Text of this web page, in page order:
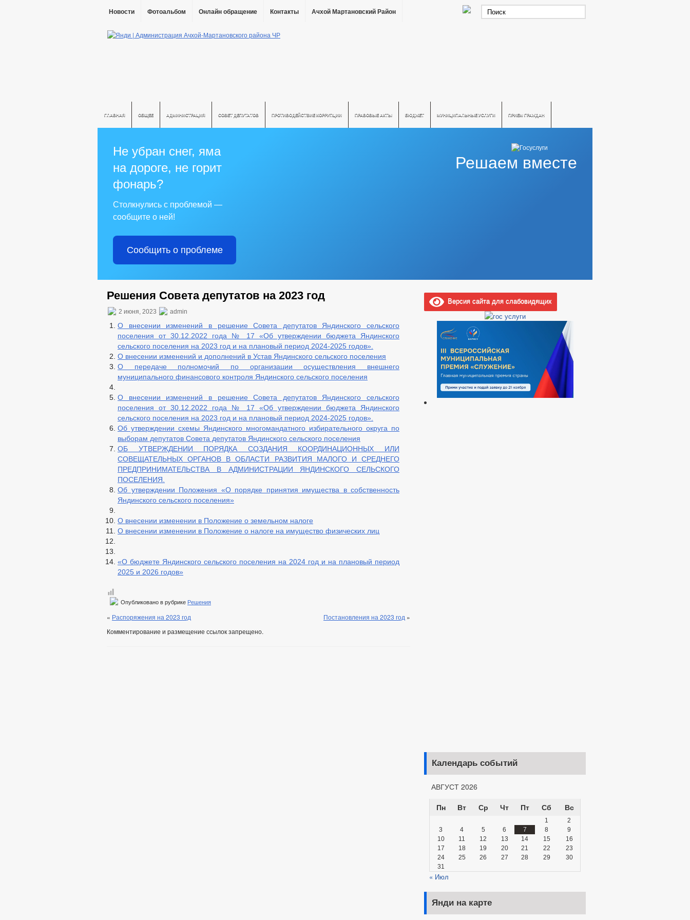
Новости Фотоальбом Онлайн обращение Контакты Ачхой Мартановский Район
ГЛАВНАЯ ОБЩЕЕ АДМИНИСТРАЦИЯ СОВЕТ ДЕПУТАТОВ ПРОТИВОДЕЙСТВИЕ КОРРУПЦИИ ПРАВОВЫЕ АКТЫ БЮДЖЕТ МУНИЦИПАЛЬНЫЕ УСЛУГИ ПРИЕМ ГРАЖДАН
Решаем вместе
Не убран снег, яма
на дороге, не горит
фонарь?
Столкнулись с проблемой —
сообщите о ней!
Сообщить о проблеме
Решения Совета депутатов на 2023 год
2 июня, 2023 admin
О внесении изменений в решение Совета депутатов Яндинского сельского
поселения от 30.12.2022 года № 17 «Об утверждении бюджета Яндинского
сельского поселения на 2023 год и на плановый период 2024-2025 годов».
О внесении изменений и дополнений в Устав Яндинского сельского поселения
О передаче полномочий по организации осуществления внешнего
муниципального финансового контроля Яндинского сельского поселения
О внесении изменений в решение Совета депутатов Яндинского сельского
поселения от 30.12.2022 года № 17 «Об утверждении бюджета Яндинского
сельского поселения на 2023 год и на плановый период 2024-2025 годов».
Об утверждении схемы Яндинского многомандатного избирательного округа по
выборам депутатов Совета депутатов Яндинского сельского поселения
ОБ УТВЕРЖДЕНИИ ПОРЯДКА СОЗДАНИЯ КООРДИНАЦИОННЫХ ИЛИ
СОВЕЩАТЕЛЬНЫХ ОРГАНОВ В ОБЛАСТИ РАЗВИТИЯ МАЛОГО И СРЕДНЕГО
ПРЕДПРИНИМАТЕЛЬСТВА В АДМИНИСТРАЦИИ ЯНДИНСКОГО СЕЛЬСКОГО
ПОСЕЛЕНИЯ.
Об утверждении Положения «О порядке принятия имущества в собственность
Яндинского сельского поселения»
О внесении изменении в Положение о земельном налоге
О внесении изменении в Положение о налоге на имущество физических лиц
«О бюджете Яндинского сельского поселения на 2024 год и на плановый период
2025 и 2026 годов»
Опубликовано в рубрике Решения
« Распоряжения на 2023 год Постановления на 2023 год »
Комментирование и размещение ссылок запрещено.
Версия сайта для слабовидящих
Календарь событий
АВГУСТ 2026
Пн
Вт Ср Чт Пт Сб Вс
1
2
3
4 5 6 7 8
9
10
11 12 13 14 15
16
17
18 19 20 21 22
23
24
25 26 27 28 29
30
31
« Июл
Янди на карте